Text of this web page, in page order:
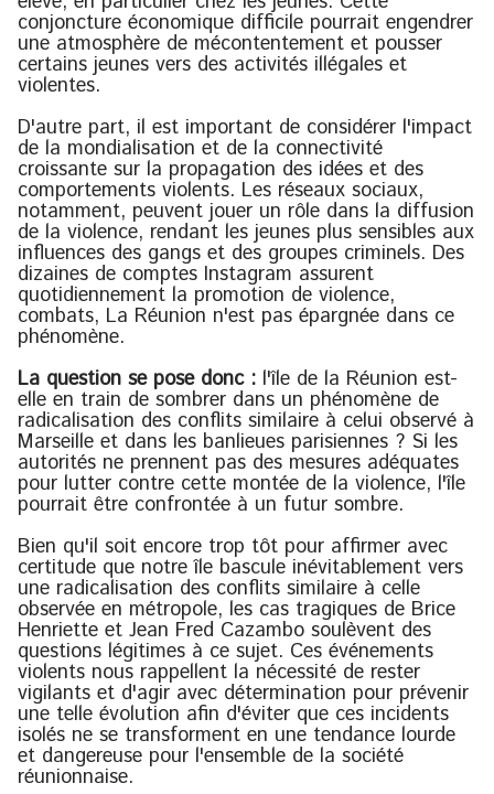
conjoncture économique difficile pourrait engendrer
une atmosphère de mécontentement et pousser
certains jeunes vers des activités illégales et
violentes.
D'autre part, il est important de considérer l'impact
de la mondialisation et de la connectivité
croissante sur la propagation des idées et des
comportements violents. Les réseaux sociaux,
notamment, peuvent jouer un rôle dans la diffusion
de la violence, rendant les jeunes plus sensibles aux
influences des gangs et des groupes criminels. Des
dizaines de comptes Instagram assurent
quotidiennement la promotion de violence,
combats, La Réunion n'est pas épargnée dans ce
phénomène.
La question se pose donc : l'île de la Réunion est-
elle en train de sombrer dans un phénomène de
radicalisation des conflits similaire à celui observé à
Marseille et dans les banlieues parisiennes ? Si les
autorités ne prennent pas des mesures adéquates
pour lutter contre cette montée de la violence, l'île
pourrait être confrontée à un futur sombre.
Bien qu'il soit encore trop tôt pour affirmer avec
certitude que notre île bascule inévitablement vers
une radicalisation des conflits similaire à celle
observée en métropole, les cas tragiques de Brice
Henriette et Jean Fred Cazambo soulèvent des
questions légitimes à ce sujet. Ces événements
violents nous rappellent la nécessité de rester
vigilants et d'agir avec détermination pour prévenir
une telle évolution afin d'éviter que ces incidents
isolés ne se transforment en une tendance lourde
et dangereuse pour l'ensemble de la société
réunionnaise.